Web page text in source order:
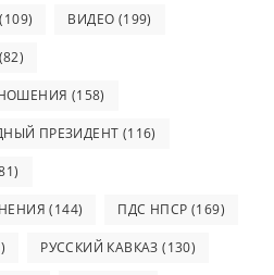
(109) ВИДЕО (199)
(82)
(158)
ПРЕЗИДЕНТ (116)
(144) ПДС НПСР (169)
РУССКИЙ КАВКАЗ (130)